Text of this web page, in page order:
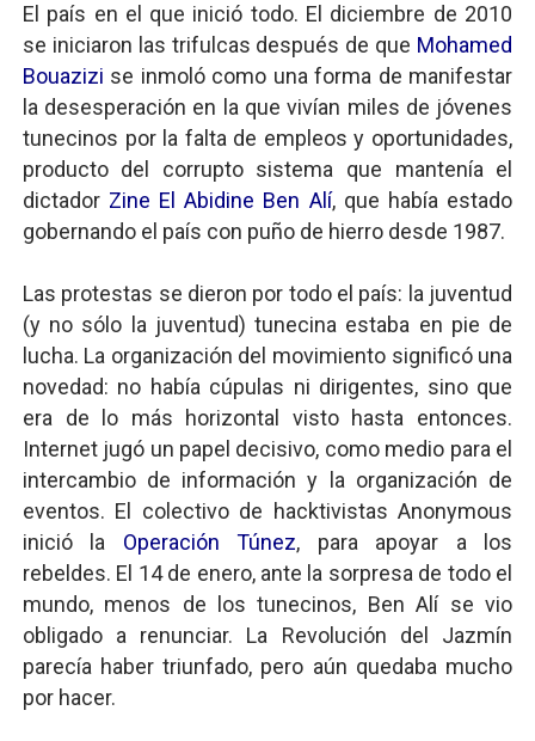
El país en el que inició todo. El diciembre de 2010
se iniciaron las trifulcas después de que Mohamed
Bouazizi se inmoló como una forma de manifestar
la desesperación en la que vivían miles de jóvenes
tunecinos por la falta de empleos y oportunidades,
producto del corrupto sistema que mantenía el
dictador Zine El Abidine Ben Alí, que había estado
gobernando el país con puño de hierro desde 1987.
Las protestas se dieron por todo el país: la juventud
(y no sólo la juventud) tunecina estaba en pie de
lucha. La organización del movimiento significó una
novedad: no había cúpulas ni dirigentes, sino que
era de lo más horizontal visto hasta entonces.
Internet jugó un papel decisivo, como medio para el
intercambio de información y la organización de
eventos. El colectivo de hacktivistas Anonymous
inició la Operación Túnez, para apoyar a los
rebeldes. El 14 de enero, ante la sorpresa de todo el
mundo, menos de los tunecinos, Ben Alí se vio
obligado a renunciar. La Revolución del Jazmín
parecía haber triunfado, pero aún quedaba mucho
por hacer.